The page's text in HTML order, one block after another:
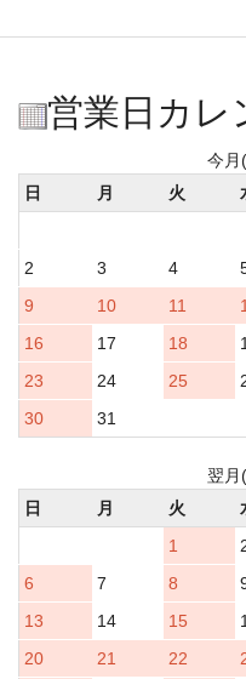
営業日カレ
今月
日
月 火
2
3 4
9
10 11
16
17 18
23
24 25
30
31
翌月
日
月 火
1
6
7 8
13
14 15
20
21 22